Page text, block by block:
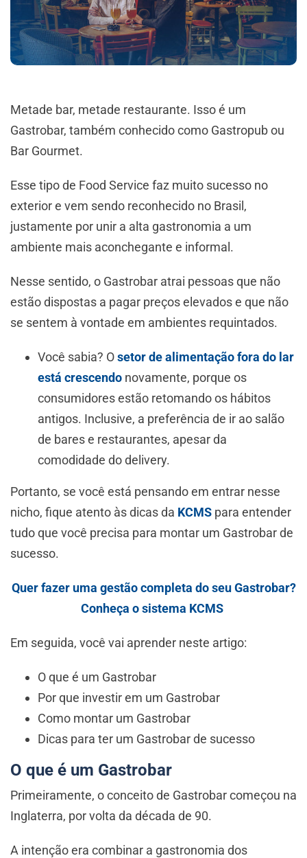
Metade bar, metade restaurante. Isso é um
Gastrobar, também conhecido como Gastropub ou
Bar Gourmet.
Esse tipo de Food Service faz muito sucesso no
exterior e vem sendo reconhecido no Brasil,
justamente por unir a alta gastronomia a um
ambiente mais aconchegante e informal.
Nesse sentido, o Gastrobar atrai pessoas que não
estão dispostas a pagar preços elevados e que não
se sentem à vontade em ambientes requintados.
Você sabia? Osetor de alimentação fora do lar
está crescendo novamente, porque os
consumidores estão retomando os hábitos
antigos. Inclusive, a preferência de ir ao salão
de bares e restaurantes, apesar da
comodidade do delivery.
Portanto, se você está pensando em entrar nesse
nicho, fique atento às dicas da KCMS para entender
tudo que você precisa para montar um Gastrobar de
sucesso.
Quer fazer uma gestão completa do seu Gastrobar?
Conheça o sistema KCMS
Em seguida, você vai aprender neste artigo:
O que é um Gastrobar
Por que investir em um Gastrobar
Como montar um Gastrobar
Dicas para ter um Gastrobar de sucesso
O que é um Gastrobar
Primeiramente, o conceito de Gastrobar começou na
Inglaterra, por volta da década de 90.
A intenção era combinar a gastronomia dos